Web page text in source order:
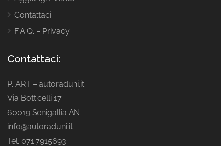
Contattaci
F.A.Q. – Privacy
Contattaci:
P. ART – autoraduni.it
Via Botticelli 17
60019 Senigallia AN
info@autoraduni.it
Tel. 071.7915693